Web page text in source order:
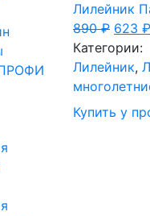
Лилейник
890₽ 623 ₽
Категории:
Лилейник,
Купить у